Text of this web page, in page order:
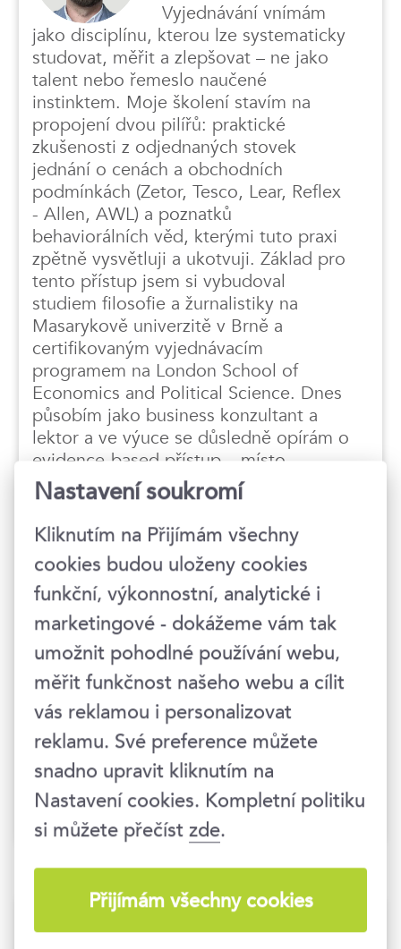
Vyjednávání vnímám
jako disciplínu, kterou lze systematicky
studovat, měřit a zlepšovat – ne jako
talent nebo řemeslo naučené
instinktem. Moje školení stavím na
propojení dvou pilířů: praktické
zkušenosti z odjednaných stovek
jednání o cenách a obchodních
podmínkách (Zetor, Tesco, Lear, Reflex
- Allen, AWL) a poznatků
behaviorálních věd, kterými tuto praxi
zpětně vysvětluji a ukotvuji. Základ pro
tento přístup jsem si vybudoval
studiem filosofie a žurnalistiky na
Masarykově univerzitě v Brně a
certifikovaným vyjednávacím
programem na London School of
Economics and Political Science. Dnes
působím jako business konzultant a
lektor a ve výuce se důsledně opírám o
evidence-based přístup – místo
intuitivních rad a obecných doporučení
pracuji s ověřenými modely a poznatky
z výzkumu rozhodování a vyjednávání.
Zaměřuju se na základy vyjednávání,
systematickou přípravu a strategické
nástroje nákupu, ať už formou
osobních, nebo online školení. Za
sebou mám klienty s vynikajícími
hodnoceními, kteří oceňují právě to, že
jim nedávám návody "co dělat", ale
rozumění principům, proč konkrétní
postupy fungují. Mimo vyjednávací stůl
mě zajímá gastronomie – aktivně i
pasivně, turistika a charitativní a
sociální činnost.
Termíny konání
Nastavení soukromí
Kliknutím na Přijímám všechny
cookies budou uloženy cookies
funkční, výkonnostní, analytické i
marketingové - dokážeme vám tak
umožnit pohodlné používání webu,
měřit funkčnost našeho webu a cílit
vás reklamou i personalizovat
reklamu. Své preference můžete
snadno upravit kliknutím na
Nastavení cookies. Kompletní politiku
si můžete přečístzde.
Přijímám všechny cookies